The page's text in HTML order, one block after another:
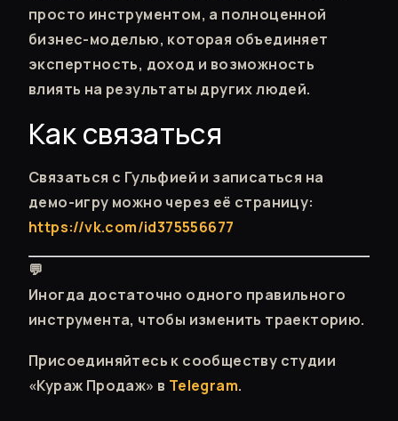
просто инструментом, а полноценной
бизнес-моделью, которая объединяет
экспертность, доход и возможность
влиять на результаты других людей.
Как связаться
Связаться с Гульфией и записаться на
демо-игру можно через её страницу:
https://vk.com/id375556677
💬
Иногда достаточно одного правильного
инструмента, чтобы изменить траекторию.
Присоединяйтесь к сообществу студии
«Кураж Продаж» в Telegram.